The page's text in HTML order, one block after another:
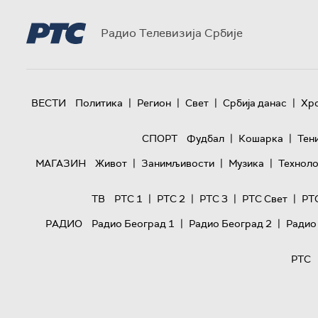
Радио Телевизија Србије
ВЕСТИ Политика | Регион | Свет | Србија данас |
СПОРТ
Фудбал | Кошарка |
МАГАЗИН
Живот | Занимљивости | Музика |
ТВ
РТС 1 | РТС 2 | РТС 3 | РТС Свет |
РАДИО
Радио Београд 1 | Радио Београд 2 |
РТС